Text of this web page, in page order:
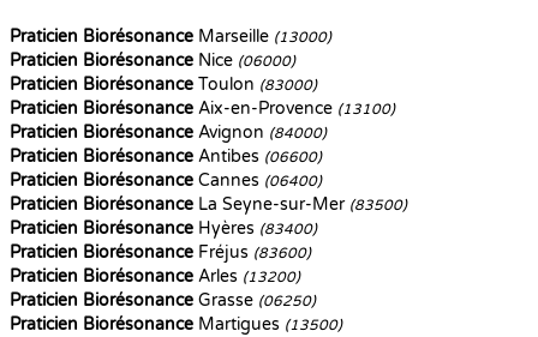
Praticien Biorésonance Marseille (13000)
Praticien Biorésonance Nice (06000)
Praticien Biorésonance Toulon (83000)
Praticien Biorésonance Aix-en-Provence (13100)
Praticien Biorésonance Avignon (84000)
Praticien Biorésonance Antibes (06600)
Praticien Biorésonance Cannes (06400)
Praticien Biorésonance La Seyne-sur-Mer (83500)
Praticien Biorésonance Hyères (83400)
Praticien Biorésonance Fréjus (83600)
Praticien Biorésonance Arles (13200)
Praticien Biorésonance Grasse (06250)
Praticien Biorésonance Martigues (13500)